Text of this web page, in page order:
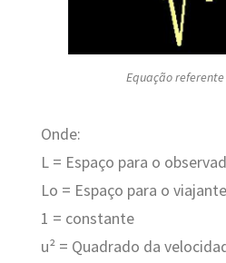
Equação referente
Onde:
L = Espaço para o
Lo = Espaço para o viajante
1 = constante
u² = Quadrado da